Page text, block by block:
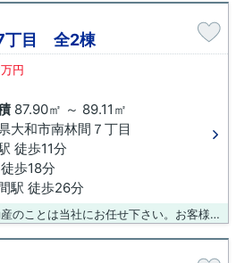
丁目 全2棟
万円
87.90㎡ ～ 89.11㎡
大和市南林間７丁目
徒歩11分
歩18分
駅 徒歩26分
新築の戸建て物件です。不動産のことは当社にお任せ下さい。お客様のご希望に適った不動産をお探しいたします。ぜひ当社の利用をご検討くださいませ。お問い合わせをお待ちしております。